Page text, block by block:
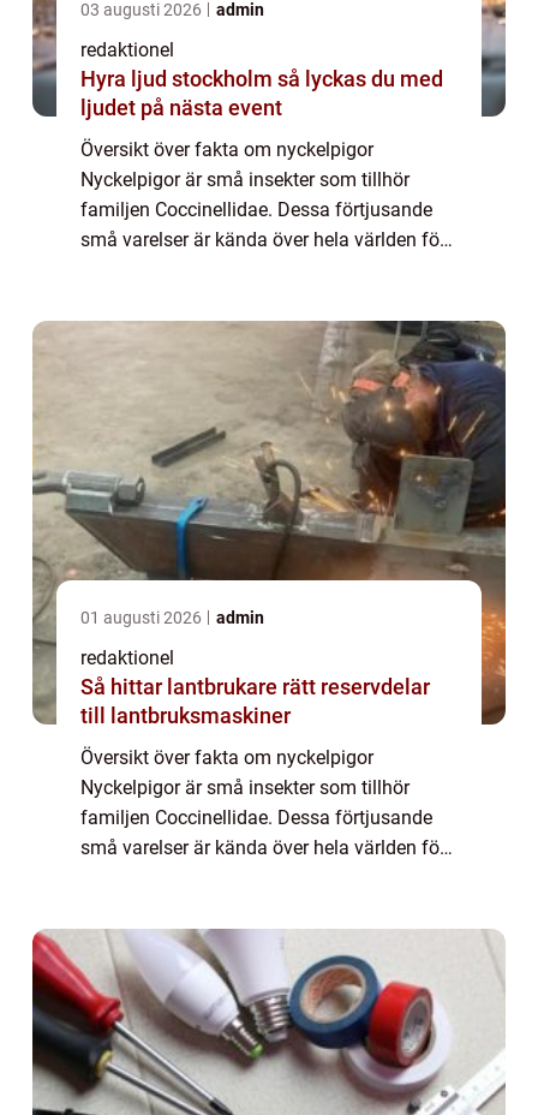
03 augusti 2026 admin
redaktionel
Hyra ljud stockholm så lyckas du med
ljudet på nästa event
Översikt över fakta om nyckelpigor
Nyckelpigor är små insekter som tillhör
familjen Coccinellidae. Dessa förtjusande
små varelser är kända över hela världen för
01 augusti 2026 admin
redaktionel
Så hittar lantbrukare rätt reservdelar
till lantbruksmaskiner
Översikt över fakta om nyckelpigor
Nyckelpigor är små insekter som tillhör
familjen Coccinellidae. Dessa förtjusande
små varelser är kända över hela världen för
hundratals o...